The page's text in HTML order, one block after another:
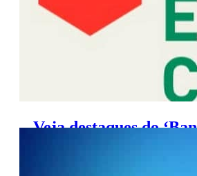
Veja destaques do